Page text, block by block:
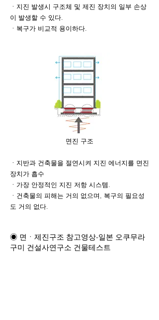
ㆍ지진 발생시 구조체 및 제진 장치의 일부 손상
이 발생할 수 있다.
ㆍ복구가 비교적 용이하다.
면진 구조
ㆍ 지반과 건축물을 절연시켜 지진 에너지를 면진
장치가 흡수
ㆍ가장 안정적인 지진 저항 시스템.
ㆍ 건축물의 피해는 거의 없으며, 복구의 필요성
도 거의 없다.
◉ 면ㆍ제진구조 참고영상-일본 오쿠무라
구미 건설사연구소 건물테스트